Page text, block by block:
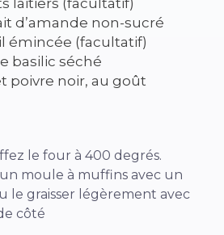
d’amande non-sucré
émincée (facultatif)
basilic séché
poivre noir, au goût
le four à 400 degrés.
moule à muffins avec un
le graisser légèrement avec
côté